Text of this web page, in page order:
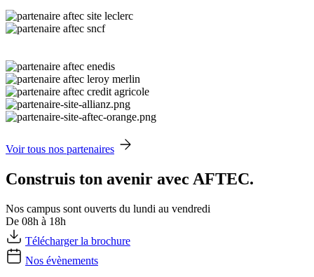
Voir tous nos partenaires
Construis ton avenir avec AFTEC.
Nos campus sont ouverts du lundi au vendredi
De 08h à 18h
Télécharger la brochure
Nos évènements